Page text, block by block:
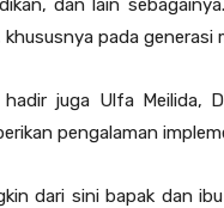
dan lain
khususnya pada generasi
hadir juga Ulfa Meilida,
pengalaman
dari sini bapak dan